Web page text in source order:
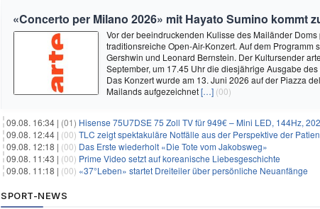
«Concerto per Milano 2026» mit Hayato Sumino kommt
Vor der beeindruckenden Kulisse des Mailänder
traditionsreiche Open-Air-Konzert. Auf dem Programm
Gershwin und Leonard Bernstein. Der Kultursender
September, um 17.45 Uhr die diesjährige Ausgabe
Das Konzert wurde am 13. Juni 2026 auf der Piazza
Mailands aufgezeichnet[…] (00)
09.08. 16:34 | (01) Hisense 75U7DSE 75 Zoll TV für 949€ – Mini LED, 144Hz,
09.08. 12:44 | (00) TLC zeigt spektakuläre Notfälle aus der Perspektive der
09.08. 12:18 | (00) Das Erste wiederholt «Die Tote vom Jakobsweg»
09.08. 11:43 | (00) Prime Video setzt auf koreanische Liebesgeschichte
09.08. 11:18 | (00) «37°Leben» startet Dreiteiler über persönliche Neuanfänge
SPORT-NEWS